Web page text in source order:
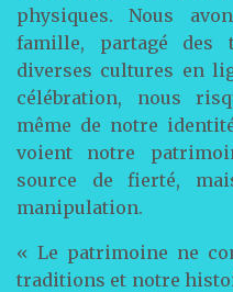
physiques. Nous
famille, partagé des
diverses cultures en
célébration, nous
même de notre
voient notre
source de fierté,
manipulation.
« Le patrimoine ne
traditions et notre